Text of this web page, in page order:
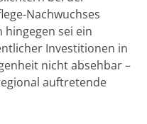
Nachwuchses
sei ein
Investitionen in
nicht absehbar –
auftretende